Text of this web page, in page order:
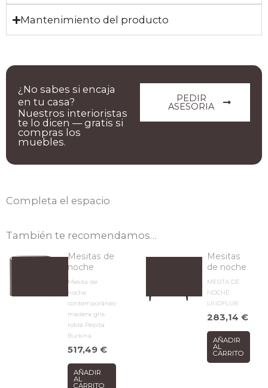
Mantenimiento del producto
PEDIR
ASESORIA
¿No sabes si encaja
en tu casa?
Nuestros interioristas
te lo dicen — gratis si
compras los
muebles.
Completa el espacio
También te recomendamos…
Mesitas de
noche
Mesita de
noche
contemporáneo
madera gris
roble Pepita
Burkina
517,49€
AÑADIR
AL
CARRITO
Mesitas
de noche
MESITA DE
NOCHE
LINDFLUR
283,14€
AÑADIR
AL
CARRITO